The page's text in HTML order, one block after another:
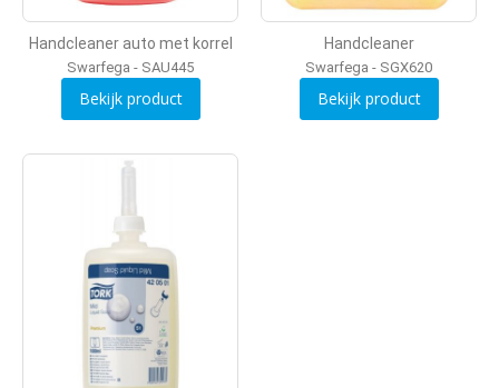
Handcleaner auto met korrel
Swarfega - SAU445
Bekijk product
Handcleaner
Swarfega - SGX620
Bekijk product